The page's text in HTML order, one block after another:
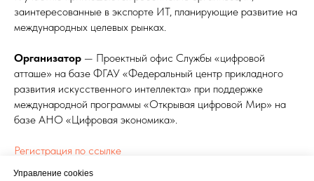
заинтересованные в экспорте ИТ, планирующие развитие на
международных целевых рынках.
Организатор — Проектный офис Службы «цифровой
атташе» на базе ФГАУ «Федеральный центр прикладного
развития искусственного интеллекта» при поддержке
международной программы «Открывая цифровой Мир» на
базе АНО «Цифровая экономика».
Регистрация по ссылке
Управление cookies